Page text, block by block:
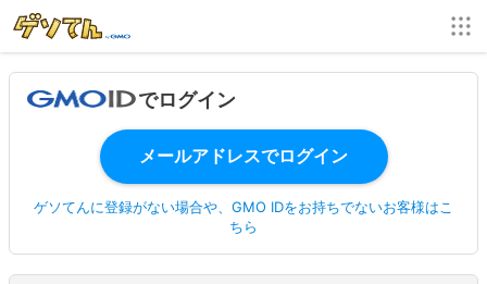
でログイン
ゲソてんに登録がない場合や、GMO IDをお持ちでないお客様はこ
ちら